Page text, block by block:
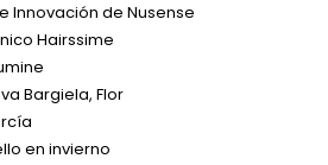
Innovación de Nusense
Hairssime
Bargiela, Flor
en invierno